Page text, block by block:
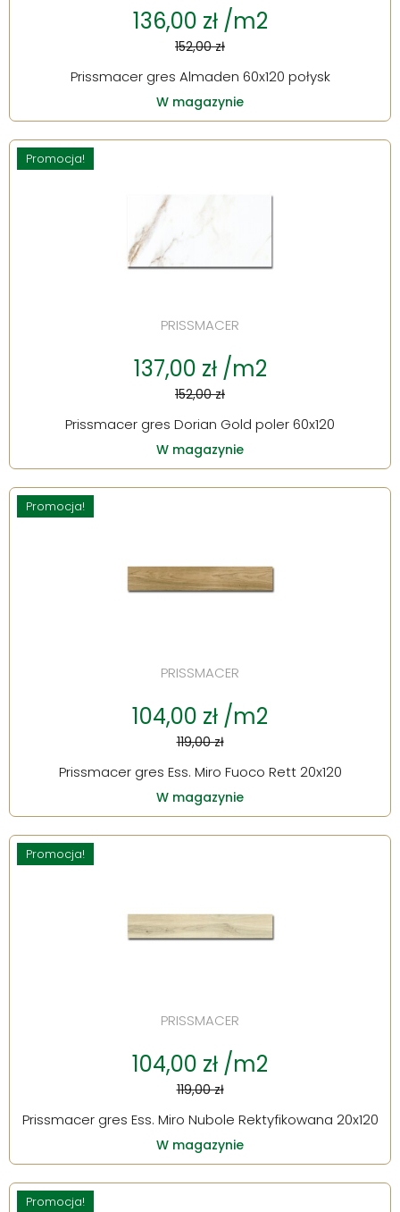
136,00 zł /m2
152,00 zł
Prissmacer gres Almaden 60x120 połysk
W magazynie
Promocja!
PRISSMACER
137,00 zł /m2
152,00 zł
Prissmacer gres Dorian Gold poler 60x120
W magazynie
Promocja!
PRISSMACER
104,00 zł /m2
119,00 zł
Prissmacer gres Ess. Miro Fuoco Rett 20x120
W magazynie
Promocja!
PRISSMACER
104,00 zł /m2
119,00 zł
Prissmacer gres Ess. Miro Nubole Rektyfikowana 20x120
W magazynie
Promocja!